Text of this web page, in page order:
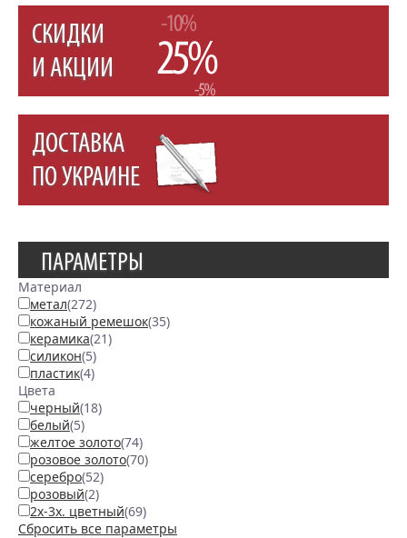
СКИДКИ
И АКЦИИ
ДОСТАВКА
ПО УКРАИНЕ
ПАРАМЕТРЫ
Материал
метал(272)
кожаный ремешок(35)
керамика(21)
силикон(5)
пластик(4)
Цвета
черный(18)
белый(5)
желтое золото(74)
розовое золото(70)
серебро(52)
розовый(2)
2х-3х. цветный(69)
Сбросить все параметры